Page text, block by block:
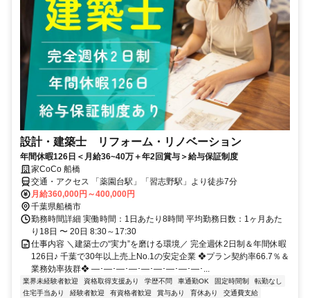
設計・建築士 リフォーム・リノベーション
年間休暇126日＜月給36~40万＋年2回賞与＞給与保証制度
家CoCo 船橋
交通・アクセス 「薬園台駅」「習志野駅」より徒歩7分
月給360,000円～400,000円
千葉県船橋市
勤務時間詳細 実働時間：1日あたり8時間 平均勤務日数：1ヶ月あた
り18日 〜 20日 8:30～17:30
仕事内容 ＼建築士の“実力”を磨ける環境／ 完全週休2日制＆年間休暇
126日♪ 千葉で30年以上売上No.1の安定企業 ❖プラン契約率66.7％＆
業務効率抜群❖ ―･―･―･―･―･―･―･―･―･...
業界未経験者歓迎 資格取得支援あり 学歴不問 車通勤OK 固定時間制
転勤なし
住宅手当あり
経験者歓迎 有資格者歓迎 賞与あり 育休あり
交通費支給